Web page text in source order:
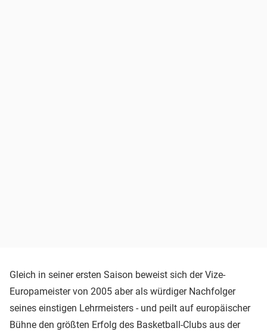
Gleich in seiner ersten Saison beweist sich der Vize-
Europameister von 2005 aber als würdiger Nachfolger
seines einstigen Lehrmeisters - und peilt auf europäischer
Bühne den größten Erfolg des Basketball-Clubs aus der